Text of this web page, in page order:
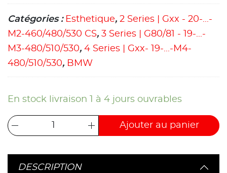
Catégories : Esthetique, 2 Series | Gxx - 20-...-
M2-460/480/530 CS, 3 Series | G80/81 - 19-...-
M3-480/510/530, 4 Series | Gxx- 19-...-M4-
480/510/530, BMW
En stock livraison 1 à 4 jours ouvrables
Ajouter au panier
DESCRIPTION